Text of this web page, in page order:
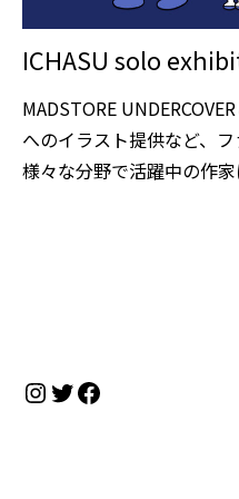
ICHASU solo
MADSTORE
へのイラスト提供など、
様々な分野で活躍中の作
Instagram
Twitter
Facebook